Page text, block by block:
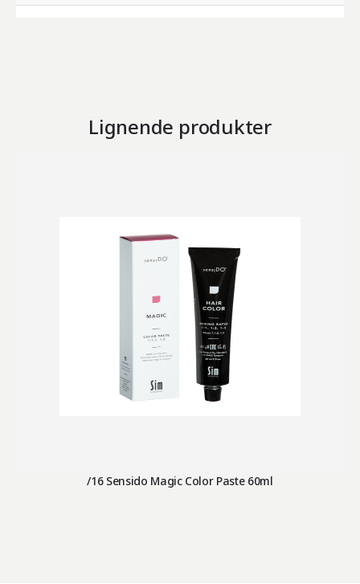
Lignende produkter
/16 Sensido Magic Color Paste 60ml